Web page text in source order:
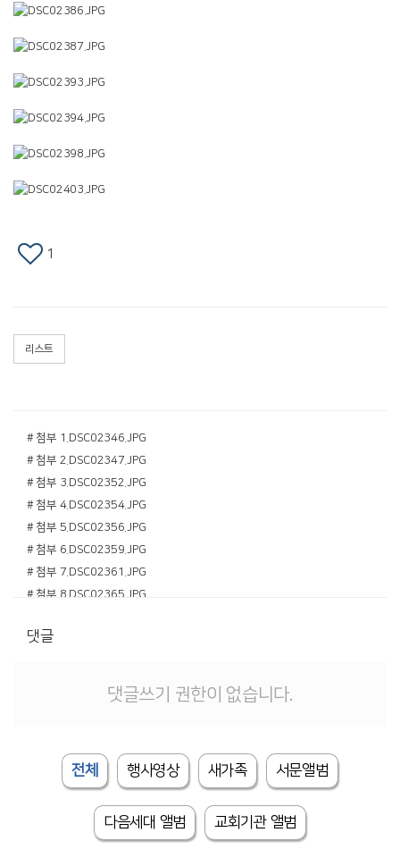
1
리스트
# 첨부 1.DSC02346.JPG
# 첨부 2.DSC02347.JPG
# 첨부 3.DSC02352.JPG
# 첨부 4.DSC02354.JPG
# 첨부 5.DSC02356.JPG
# 첨부 6.DSC02359.JPG
# 첨부 7.DSC02361.JPG
# 첨부 8.DSC02365.JPG
# 첨부 10.DSC02372.JPG
# 첨부 12.DSC02381.JPG
# 첨부 13.DSC02382.JPG
# 첨부 15.DSC02386.JPG
# 첨부 16.DSC02387.JPG
# 첨부 18.DSC02394.JPG
# 첨부 19.DSC02398.JPG
댓글
댓글쓰기 권한이 없습니다.
전체 행사영상 새가족 서문앨범
다음세대 앨범 교회기관 앨범